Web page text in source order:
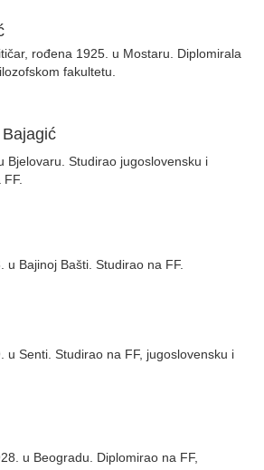
rođena 1925. u Mostaru. Diplomirala
fakultetu.
Bjelovaru. Studirao jugoslovensku i
u Bajinoj Bašti. Studirao na FF.
u Senti. Studirao na FF, jugoslovensku i
u Beogradu. Diplomirao na FF,